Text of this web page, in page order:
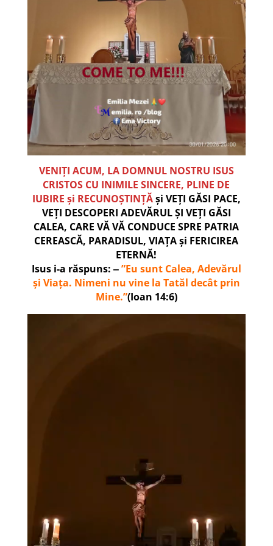
VENIȚI ACUM, LA DOMNUL NOSTRU ISUS
CRISTOS CU INIMILE SINCERE, PLINE DE
IUBIRE și RECUNOȘTINȚĂși VEȚI GĂSI PACE,
VEȚI DESCOPERI ADEVĂRUL ȘI VEȚI GĂSI
CALEA, CARE VĂ VĂ CONDUCE SPRE PATRIA
CEREASCĂ, PARADISUL, VIAȚA și FERICIREA
ETERNĂ!
Isus i-a răspuns: ‒”Eu sunt Calea, Adevărul
și Viața. Nimeni nu vine la Tatăl decât prin
Mine.”(Ioan 14:6)